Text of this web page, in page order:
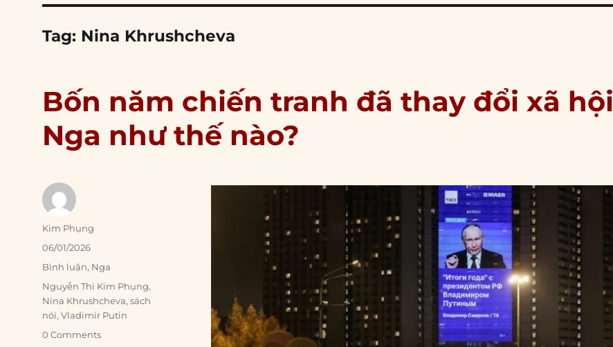
Tag: Nina Khrushcheva
Bốn năm chiến tranh đã thay đổi xã hội
Nga như thế nào?
Author
Kim Phụng
Posted
on
06/01/2026
Categories
Bình luận, Nga
Tags
Nguyễn Thị Kim Phụng,
Nina Khrushcheva,sách
nói,Vladimir Putin
0 Comments